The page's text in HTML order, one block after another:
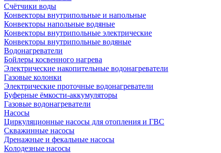
Счётчики воды
Конвекторы внутрипольные и напольные
Конвекторы напольные водяные
Конвекторы внутрипольные электрические
Конвекторы внутрипольные водяные
Водонагреватели
Бойлеры косвенного нагрева
Электрические накопительные водонагреватели
Газовые колонки
Электрические проточные водонагреватели
Буферные ёмкости-аккумуляторы
Газовые водонагреватели
Насосы
Циркуляционные насосы для отопления и ГВС
Скважинные насосы
Дренажные и фекальные насосы
Колодезные насосы